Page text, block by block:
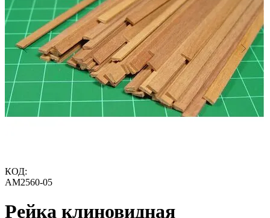
КОД:
AM2560-05
Рейка клиновидная